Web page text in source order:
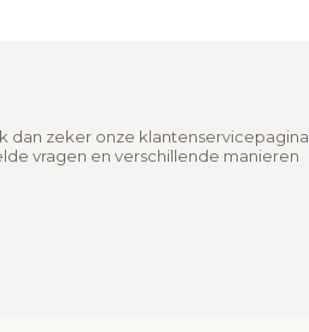
zeker onze klantenservicepagina.
vragen en verschillende manieren